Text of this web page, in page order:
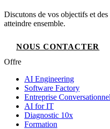
Discutons de vos objectifs et
atteindre ensemble.
NOUS CONTACTER
Offre
AI Engineering
Software Factory
Entreprise
AI for IT
Diagnostic 10x
Formation